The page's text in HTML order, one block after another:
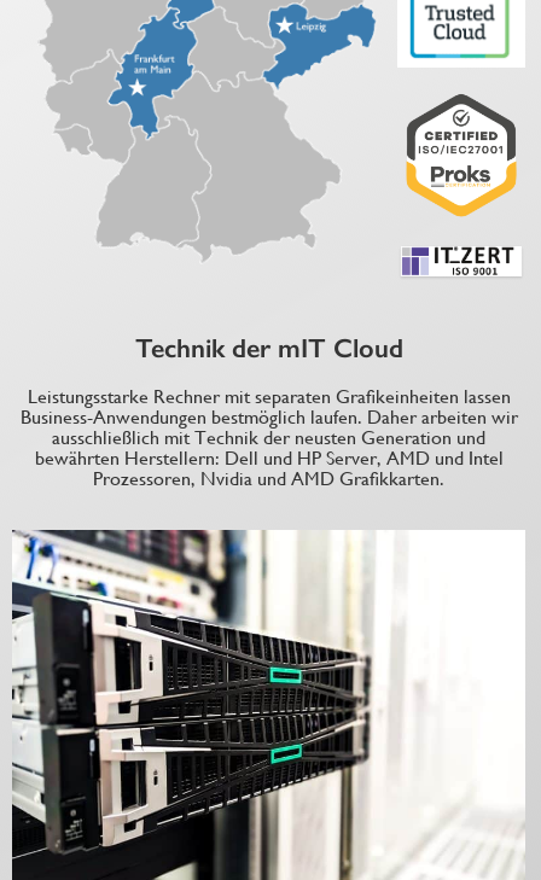
Technik der mIT Cloud
Leistungsstarke Rechner mit separaten Grafikeinheiten lassen
Business-Anwendungen bestmöglich laufen. Daher arbeiten wir
ausschließlich mit Technik der neusten Generation und
bewährten Herstellern: Dell und HP Server, AMD und Intel
Prozessoren, Nvidia und AMD Grafikkarten.